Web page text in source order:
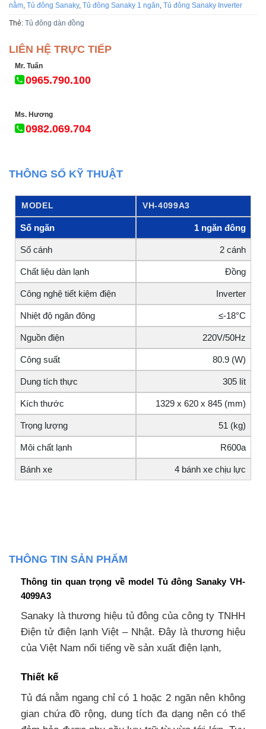
nằm Tủ đông Sanaky, Tủ đông Sanaky 1 ngăn Tủ đông Sanaky Inverter
Thẻ: Tủ đông dàn đồng
LIÊN HỆ TRỰC TIẾP
Mr. Tuấn
0965.790.100
Ms. Hương
0982.069.704
THÔNG SỐ KỸ THUẬT
MODEL VH-4099A3
Số ngăn 1 ngăn đông
Số cánh 2 cánh
Chất liệu dàn lạnh Đồng
Công nghệ tiết kiệm điện Inverter
Nhiệt độ ngăn đông ≤-18°C
Nguồn điện 220V/50Hz
Công suất 80.9 (W)
Dung tích thực 305 lít
Kích thước 1329 x 620 x 845 (mm)
Trọng lượng 51 (kg)
Môi chất lạnh R600a
Bánh xe 4 bánh xe chịu lực
THÔNG TIN SẢN PHẨM
Thông tin quan trọng về model Tủ đông Sanaky VH-
4099A3
Sanaky là thương hiệu tủ đông của công ty TNHH
Điện tử điện lạnh Việt – Nhật. Đây là thương hiệu
của Việt Nam nổi tiếng về sản xuất điện lạnh,
Thiết kế
Tủ đá nằm ngang chỉ có 1 hoặc 2 ngăn nên không
gian chứa đồ rộng, dung tích đa dạng nên có thể